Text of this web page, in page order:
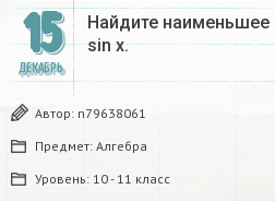
15
ДЕКАБРЬ
Найдите наименьшее
sin х.
Автор: n79638061
Предмет: Алгебра
Уровень: 10 - 11 класс